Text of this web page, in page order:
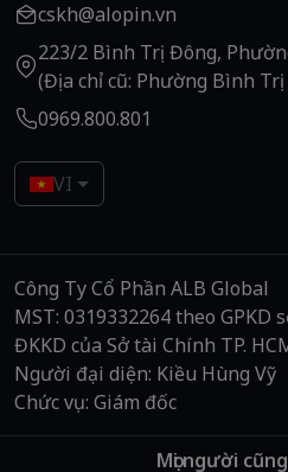
cskh@alopin.vn
223/2 Bình Trị Đông,
(Địa chỉ cũ: Phường Bình
0969.800.801
VI
Công Ty Cổ Phần ALB Global
MST: 0319332264 theo GPKD
ĐKKD của Sở tài Chính TP.
Người đại diện: Kiều Hùng Vỹ
Chức vụ: Giám đốc
Mọi người